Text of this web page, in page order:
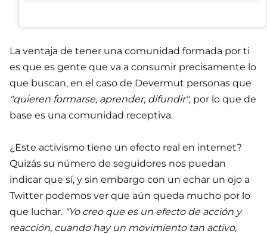
La ventaja de tener una comunidad formada por ti
es que es gente que va a consumir precisamente lo
que buscan, en el caso de Devermut personas que
"quieren formarse, aprender, difundir", por lo que de
base es una comunidad receptiva.
¿Este activismo tiene un efecto real en internet?
Quizás su número de seguidores nos puedan
indicar que sí, y sin embargo con un echar un ojo a
Twitter podemos ver que aún queda mucho por lo
que luchar. "Yo creo que es un efecto de acción y
reacción, cuando hay un movimiento tan activo,